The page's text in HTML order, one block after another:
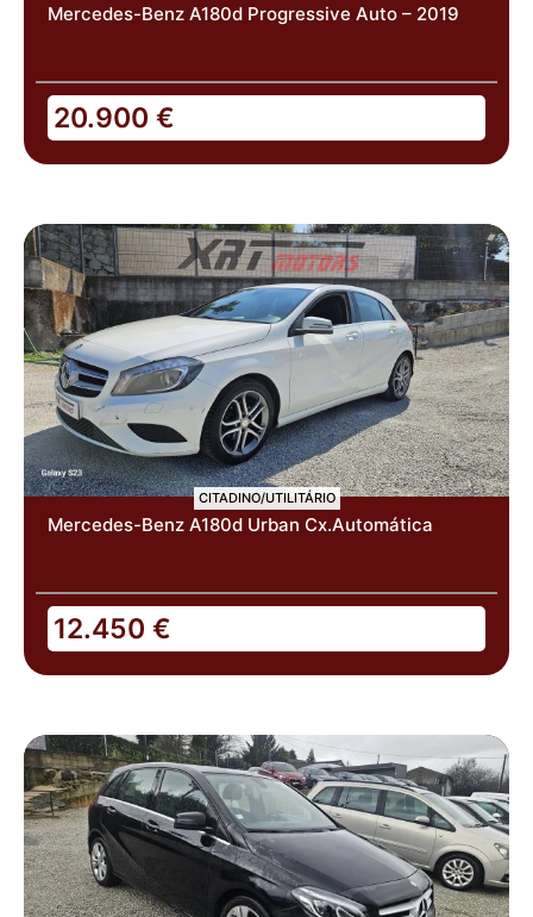
Mercedes-Benz A180d Progressive Auto – 2019
20.900 €
CITADINO/UTILITÁRIO
Mercedes-Benz A180d Urban Cx.Automática
12.450 €